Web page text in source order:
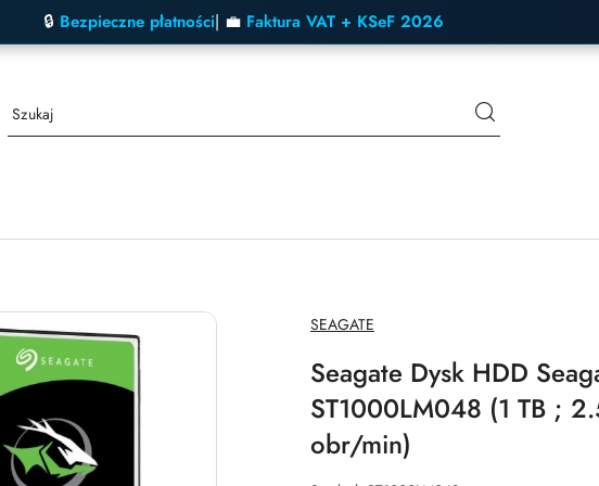
🔒 Bezpieczne płatności| 💼 Faktura VAT + KSeF 2026
NAZWA
PRODUCENTA:
SEAGATE
Seagate Dysk HDD
ST1000LM048 (1 TB ;
obr/min)